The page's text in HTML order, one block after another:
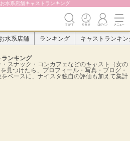
水系店舗キャストランキング
水系店舗 ランキング キャストランキン
ンキング
スナック・コンカフェなどのキャスト（女の
見つけたら、プロフィール・写真・ブログ・
ベースに、ナイスタ独自の評価も加えて集計